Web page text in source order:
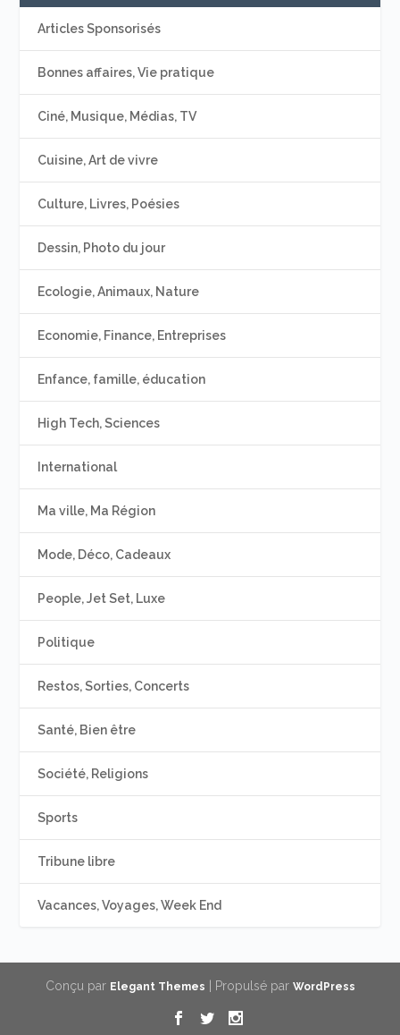
Articles Sponsorisés
Bonnes affaires, Vie pratique
Ciné, Musique, Médias, TV
Cuisine, Art de vivre
Culture, Livres, Poésies
Dessin, Photo du jour
Ecologie, Animaux, Nature
Economie, Finance, Entreprises
Enfance, famille, éducation
High Tech, Sciences
International
Ma ville, Ma Région
Mode, Déco, Cadeaux
People, Jet Set, Luxe
Politique
Restos, Sorties, Concerts
Santé, Bien être
Société, Religions
Sports
Tribune libre
Vacances, Voyages, Week End
Conçu par Elegant Themes | Propulsé par WordPress